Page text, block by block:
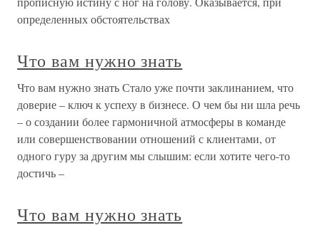
определенных обстоятельствах
Что вам нужно знать
Что вам нужно знать Стало уже почти заклинанием, что
доверие – ключ к успеху в бизнесе. О чем бы ни шла речь
– о создании более гармоничной атмосферы в команде
или совершенствовании отношений с клиентами, от
одного гуру за другим мы слышим: если хотите чего-то
достичь –
Что вам нужно знать